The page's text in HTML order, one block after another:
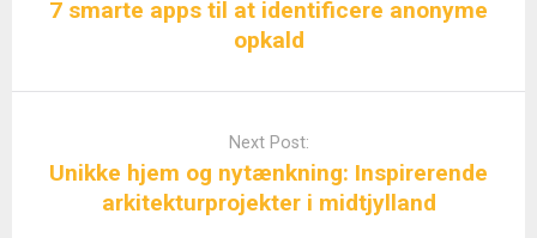
7 smarte apps til at identificere anonyme
opkald
Next Post:
Unikke hjem og nytænkning: Inspirerende
arkitekturprojekter i midtjylland